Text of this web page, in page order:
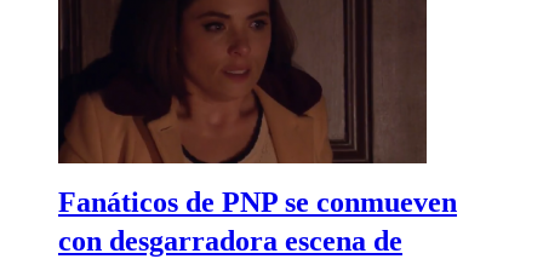
Fanáticos de PNP se conmueven
con desgarradora escena de